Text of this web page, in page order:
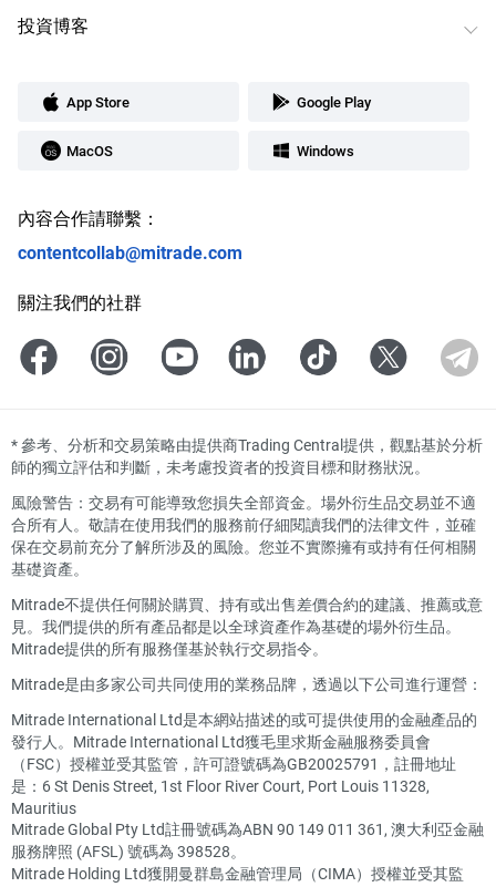
投資博客
App Store Google Play
MacOS Windows
內容合作請聯繫：
contentcollab@mitrade.com
關注我們的社群
*參考、分析和交易策略由提供商Trading Central提供，觀點基於分析
師的獨立評估和判斷，未考慮投資者的投資目標和財務狀況。
風險警告：交易有可能導致您損失全部資金。場外衍生品交易並不適
合所有人。敬請在使用我們的服務前仔細閱讀我們的法律文件，並確
保在交易前充分了解所涉及的風險。您並不實際擁有或持有任何相關
基礎資產。
Mitrade不提供任何關於購買、持有或出售差價合約的建議、推薦或意
見。我們提供的所有產品都是以全球資產作為基礎的場外衍生品。
Mitrade提供的所有服務僅基於執行交易指令。
Mitrade是由多家公司共同使用的業務品牌，透過以下公司進行運營：
Mitrade International Ltd是本網站描述的或可提供使用的金融產品的
發行人。Mitrade International Ltd獲毛里求斯金融服務委員會
（FSC）授權並受其監管，許可證號碼為GB20025791，註冊地址
是：6 St Denis Street, 1st Floor River Court, Port Louis 11328,
Mauritius
Mitrade Global Pty Ltd註冊號碼為ABN 90 149 011 361, 澳大利亞金融
服務牌照 (AFSL) 號碼為 398528。
Mitrade Holding Ltd獲開曼群島金融管理局（CIMA）授權並受其監